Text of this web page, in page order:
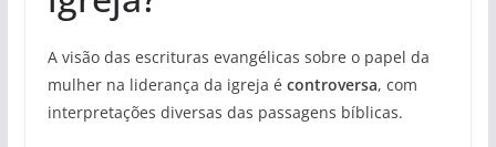
A visão das escrituras evangélicas sobre o papel da
mulher na liderança da igreja é controversa, com
interpretações diversas das passagens bíblicas.